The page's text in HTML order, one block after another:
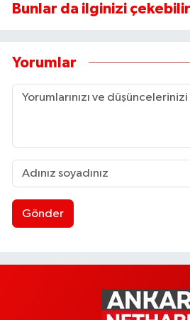
Bunlar da ilginizi çekebilir
Yorumlar
Gönder